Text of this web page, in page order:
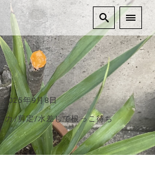
年9月8日
カ/剪定/水差しで根っこ待ち